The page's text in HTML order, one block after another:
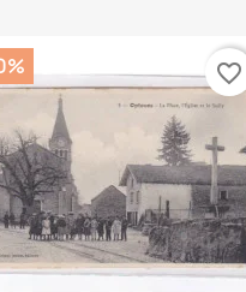
favorite_border